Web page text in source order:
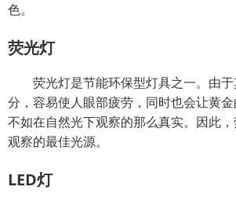
色。
荧光灯
荧光灯是节能环保型灯具之一。由
分，容易使人眼部疲劳，同时也会让黄金
不如在自然光下观察的那么真实。因此
观察的最佳光源。
LED灯